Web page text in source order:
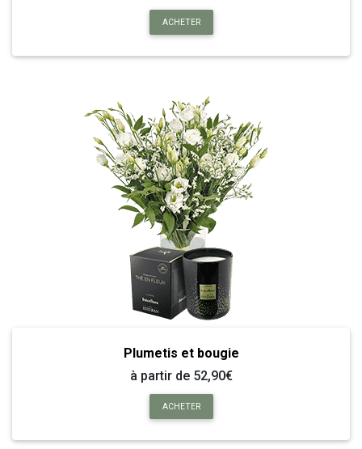
ACHETER
Plumetis et bougie
à partir de 52,90€
ACHETER